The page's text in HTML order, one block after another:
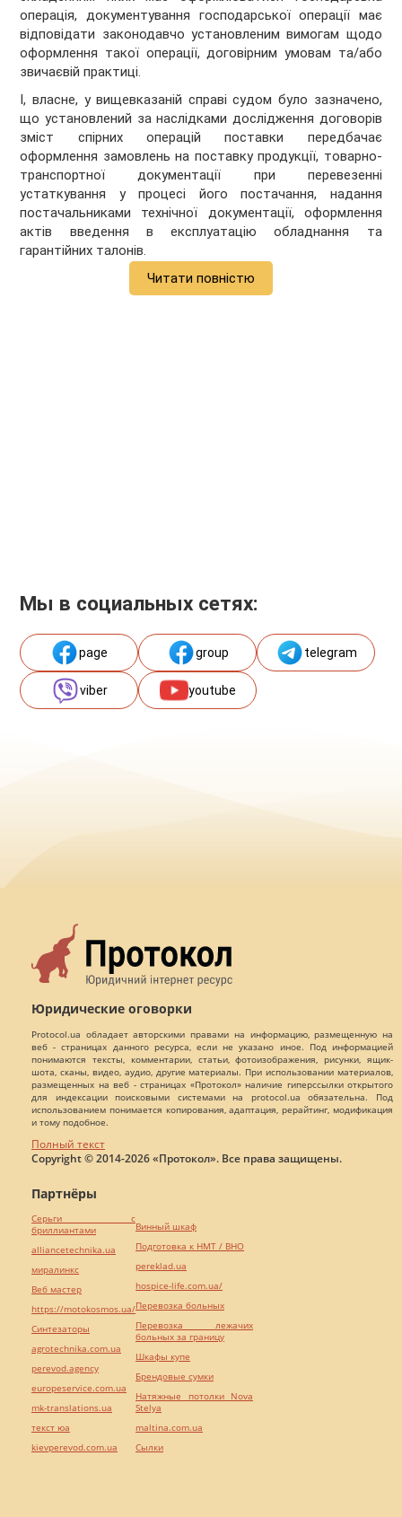
операція, документування господарської операції має
відповідати законодавчо установленим вимогам щодо
оформлення такої операції, договірним умовам та/або
звичаєвій практиці.
І, власне, у вищевказаній справі судом було зазначено,
що установлений за наслідками дослідження договорів
зміст спірних операцій поставки передбачає
оформлення замовлень на поставку продукції, товарно-
транспортної документації при перевезенні
устаткування у процесі його постачання, надання
постачальниками технічної документації, оформлення
актів введення в експлуатацію обладнання та
гарантійних талонів.
Читати повністю
Мы в социальных сетях:
page group telegram
viber youtube
Юридические оговорки
Protocol.ua обладает авторскими правами на информацию, размещенную на
веб - страницах данного ресурса, если не указано иное. Под информацией
понимаются тексты, комментарии, статьи, фотоизображения, рисунки, ящик-
шота, сканы, видео, аудио, другие материалы. При использовании материалов,
размещенных на веб - страницах «Протокол» наличие гиперссылки открытого
для индексации поисковыми системами на protocol.ua обязательна. Под
использованием понимается копирования, адаптация, рерайтинг, модификация
и тому подобное.
Полный текст
Copyright © 2014-2026 «Протокол». Все права защищены.
Партнёры
Серьги с
бриллиантами
alliancetechnika.ua
миралинкс
Веб мастер
https://motokosmos.ua/
Синтезаторы
agrotechnika.com.ua
perevod.agency
europeservice.com.ua
mk-translations.ua
текст юа
kievperevod.com.ua
Винный шкаф
Подготовка к НМТ / ВНО
pereklad.ua
hospice-life.com.ua/
Перевозка больных
Перевозка лежачих
больных за границу
Шкафы купе
Брендовые сумки
Натяжные потолки Nova
Stelya
maltina.com.ua
Cылки